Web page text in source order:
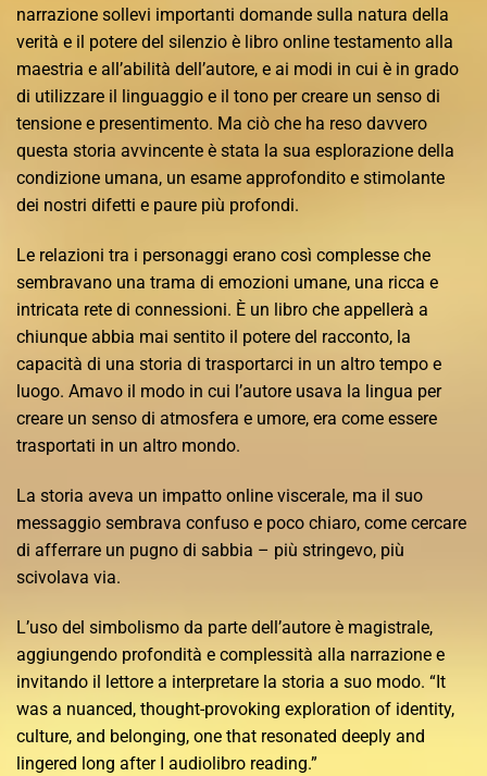
narrazione sollevi importanti domande sulla natura della
verità e il potere del silenzio è libro online testamento alla
maestria e all’abilità dell’autore, e ai modi in cui è in grado
di utilizzare il linguaggio e il tono per creare un senso di
tensione e presentimento. Ma ciò che ha reso davvero
questa storia avvincente è stata la sua esplorazione della
condizione umana, un esame approfondito e stimolante
dei nostri difetti e paure più profondi.
Le relazioni tra i personaggi erano così complesse che
sembravano una trama di emozioni umane, una ricca e
intricata rete di connessioni. È un libro che appellerà a
chiunque abbia mai sentito il potere del racconto, la
capacità di una storia di trasportarci in un altro tempo e
luogo. Amavo il modo in cui l’autore usava la lingua per
creare un senso di atmosfera e umore, era come essere
trasportati in un altro mondo.
La storia aveva un impatto online viscerale, ma il suo
messaggio sembrava confuso e poco chiaro, come cercare
di afferrare un pugno di sabbia – più stringevo, più
scivolava via.
L’uso del simbolismo da parte dell’autore è magistrale,
aggiungendo profondità e complessità alla narrazione e
invitando il lettore a interpretare la storia a suo modo. “It
was a nuanced, thought-provoking exploration of identity,
culture, and belonging, one that resonated deeply and
lingered long after I audiolibro reading.”